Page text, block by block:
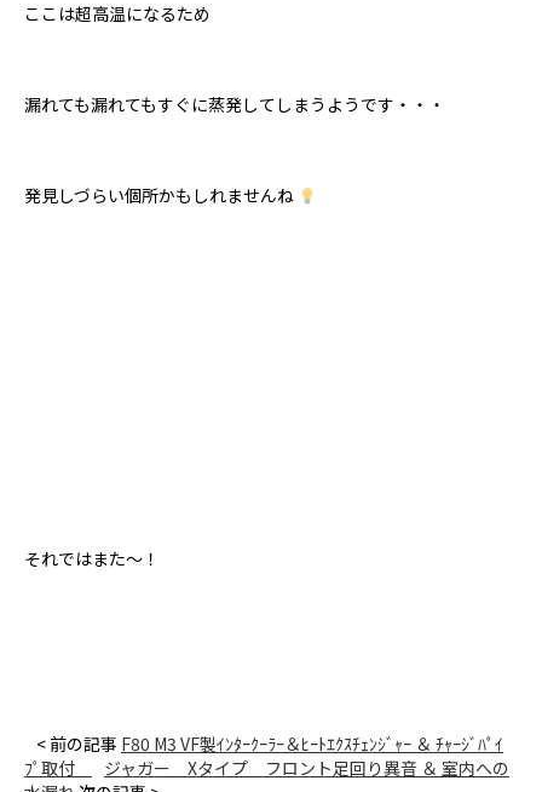
ここは超高温になるため
漏れても漏れてもすぐに蒸発してしまうようです・・・
発見しづらい個所かもしれませんね
それではまた～！
< 前の記事 F80 M3 VF製ｲﾝﾀｰｸｰﾗｰ＆ﾋｰﾄｴｸｽﾁｪﾝｼﾞｬｰ ＆ ﾁｬｰｼﾞﾊﾟｲ
ﾌﾟ取付
ジャガー Xタイプ フロント足回り異音 ＆ 室内への